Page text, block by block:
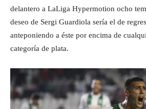
delantero a LaLiga Hypermotion ocho
deseo de Sergi Guardiola sería el de
anteponiendo a éste por encima de
categoría de plata.